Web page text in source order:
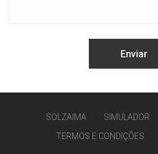
SOLZAIMA SIMULADOR
TERMOS E CONDIÇÕES